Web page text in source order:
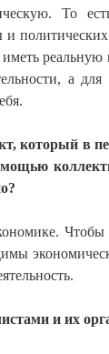
То
а для
который в
Чтобы
и их